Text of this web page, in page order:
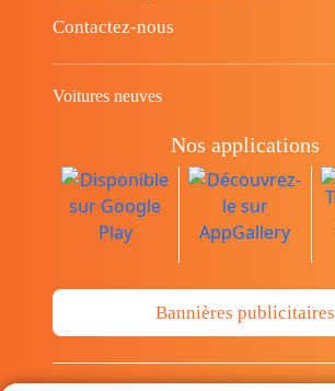
Contactez-nous
Voitures neuves
Nos applications
Bannières publicitaires